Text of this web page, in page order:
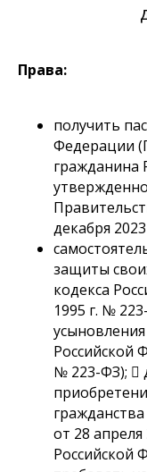
Права:
получить
Федерации
гражданина
декабря
защиты
кодекса
1995 г. №
Российской
№ 223-ФЗ); 
от 28
Российской